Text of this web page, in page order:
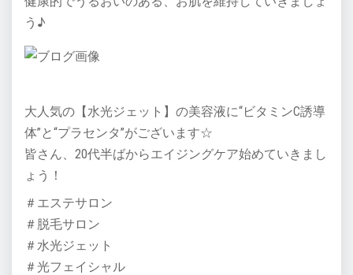
う♪
大人気の【水光ジェット】の美容液に“ビタミンC誘導
体”と“プラセンタ”がございます☆
皆さん、20代半ばからエイジングケア始めていきまし
ょう！
＃エステサロン
＃脱毛サロン
＃水光ジェット
＃光フェイシャル